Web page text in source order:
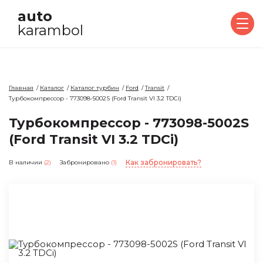
auto
karambol
Главная Каталог Каталог турбин Ford
Transit
Турбокомпрессор - 773098-5002S (Ford Transit VI 3.2 TDCi)
Турбокомпрессор - 773098-5002S
(Ford Transit VI 3.2 TDCi)
В наличии (2) Забронировано (1) Как забронировать?